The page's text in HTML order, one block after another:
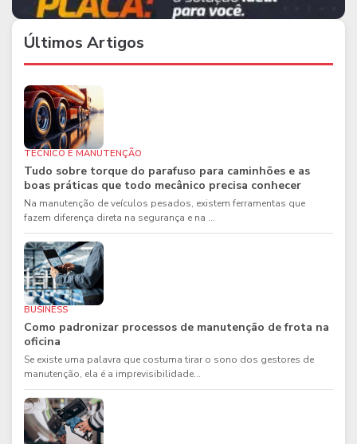
Últimos Artigos
TÉCNICO E MANUTENÇÃO
Tudo sobre torque do parafuso para caminhões e as
boas práticas que todo mecânico precisa conhecer
Na manutenção de veículos pesados, existem ferramentas que
fazem diferença direta na segurança e na ...
BUSINESS
Como padronizar processos de manutenção de frota na
oficina
Se existe uma palavra que costuma tirar o sono dos gestores de
manutenção, ela é a imprevisibilidade...